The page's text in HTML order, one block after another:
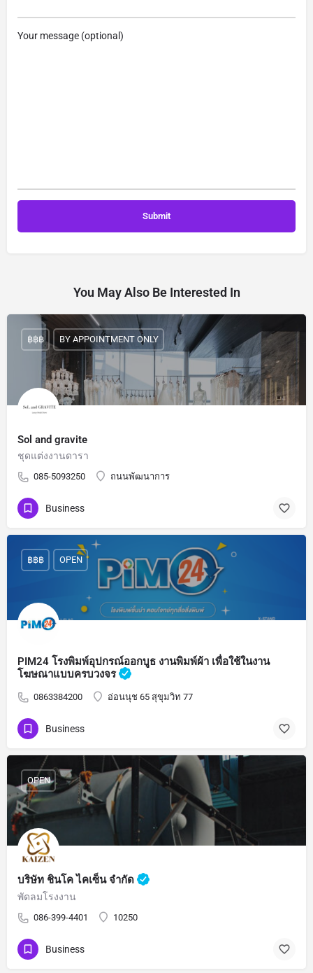
Your message (optional)
You May Also Be Interested In
Sol and gravite
ชุดแต่งงานดารา
085-5093250 ถนนพัฒนาการ
฿฿฿ BY APPOINTMENT ONLY
Business
PIM24 โรงพิมพ์อุปกรณ์ออกบูธ งานพิมพ์ผ้า เพื่อใช้ในงาน
โฆษณาแบบครบวงจร
0863384200 อ่อนนุช 65 สุขุมวิท 77
฿฿฿ OPEN
Business
บริษัท ชินโค ไคเซ็น จำกัด
พัดลมโรงงาน
086-399-4401 10250
OPEN
Business